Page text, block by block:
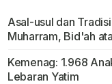
Asal-usul dan
Muharram, Bid'ah
Kemenag: 1.968
Lebaran Yatim